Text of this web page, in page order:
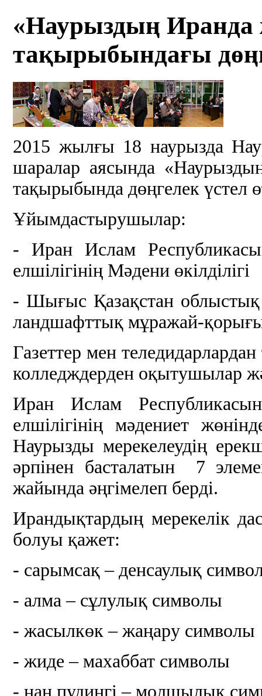
«Наурыздың Иранда
тақырыбындағы
2015 жылғы 18 наурызда
шаралар аясында
тақырыбында дөңгелек үстел
Ұйымдастырушылар:
- Иран Ислам
елшілігінің Мәдени өкілділігі
- Шығыс Қазақстан облыстық
ландшафттық мұражай-
Газеттер мен
колледждерден оқытушылар
Иран Ислам
елшілігінің мәдениет
Наурызды мерекелеудің
әрпінен басталатын 7
жайында әңгімелеп берді.
Ирандықтардың мерекелік
болуы қажет:
- сарымсақ – денсаулық
- алма – сұлулық символы
- жасылкөк – жаңару символы
- жиде – махаббат символы
- нан пудингі – молшылық